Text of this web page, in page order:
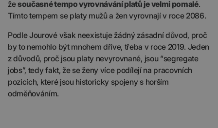
žesoučasné tempo vyrovnávání platů je velmi pomalé.
Tímto tempem se platy mužů a žen vyrovnají v roce 2086.
Podle Jourové však neexistuje žádný zásadní důvod, proč
by to nemohlo být mnohem dříve, třeba v roce 2019. Jeden
z důvodů, proč jsou platy nevyrovnané, jsou “segregate
jobs”, tedy fakt, že se ženy více podílejí na pracovních
pozicích, které jsou historicky spojeny s horším
odměňováním.